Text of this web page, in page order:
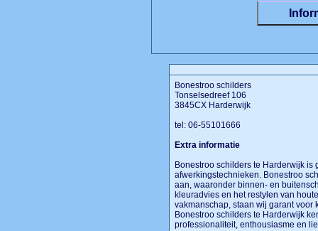
Bonestroo schilders
Tonselsedreef 106
3845CX Harderwijk
tel: 06-55101666
Extra informatie
Bonestroo schilders te Harderwijk
afwerkingstechnieken. Bonestroo
aan, waaronder binnen- en
kleuradvies en het restylen van
vakmanschap, staan wij garant
Bonestroo schilders te Harderwijk
professionaliteit, enthousiasme en